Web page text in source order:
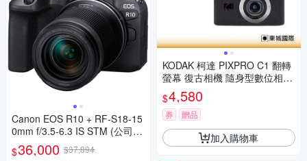
Canon EOS R10 + RF-S18-15
0mm f/3.5-6.3 IS STM (公司
貨)
$36,000 $37,894
KODAK 柯達 PIXPRO C1 翻轉
螢幕 復古相機 隨身型數位相機
+ 32G記憶卡組
$4,580
券 贈品
加入購物車